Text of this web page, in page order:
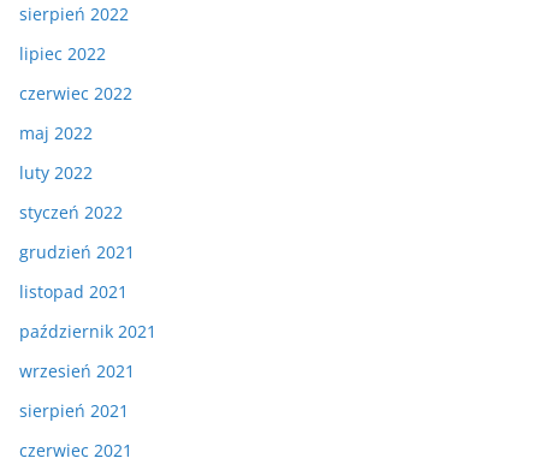
sierpień 2022
lipiec 2022
czerwiec 2022
maj 2022
luty 2022
styczeń 2022
grudzień 2021
listopad 2021
październik 2021
wrzesień 2021
sierpień 2021
czerwiec 2021